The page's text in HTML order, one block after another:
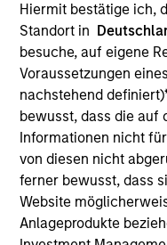
Hiermit bestätige ich,
Standort in
besuche, auf eigene
Voraussetzungen eines
nachstehend definiert)
bewusst, dass die auf
Informationen nicht
von diesen nicht
ferner bewusst, dass
Website
Anlageprodukte
1